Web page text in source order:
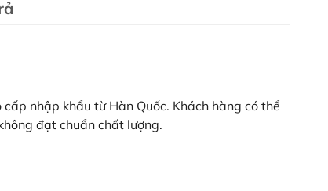
nhập khẩu từ Hàn Quốc. Khách hàng có thể
đạt chuẩn chất lượng.